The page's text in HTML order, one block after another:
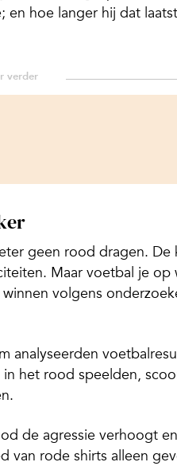
hoe langer hij dat
geen rood dragen. De
Maar voetbal je op
volgens
analyseerden
het rood speelden,
de agressie verhoogt
van rode shirts alleen